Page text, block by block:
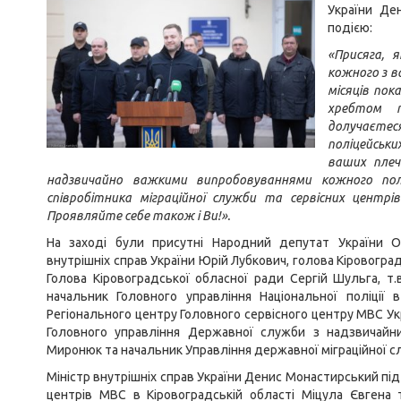
України
подією:
«Присяга,
кожного з
місяців
хребтом
ваших
надзвичайно важкими випробовуваннями кожного
співробітника міграційної служби та сервісних
Проявляйте себе також і Ви!».
На заході були присутні Народний депутат України
внутрішніх справ України Юрій Лубкович, голова
Голова Кіровоградської обласної ради Сергій Шульга,
начальник Головного управління Національної
Регіонального центру Головного сервісного центру МВС
Головного управління Державної служби з
Миронюк та начальник Управління державної міграційної
Міністр внутрішніх справ України Денис Монастирський
центрів МВС в Кіровоградській області Міцула